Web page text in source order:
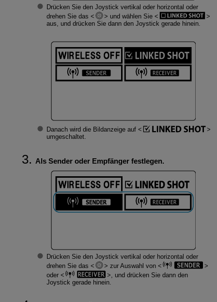
Drücken Sie den Joystick vertikal oder horizontal oder
drehen Sie das
und wählen Sie
aus, und drücken Sie dann den Joystick gerade hinein.
Danach wird die Bildanzeige auf
umgeschaltet.
Als Sender oder Empfänger festlegen.
Drücken Sie den Joystick vertikal oder horizontal oder
drehen Sie das
zur Auswahl von
oder
, und drücken Sie dann den
Joystick gerade hinein.